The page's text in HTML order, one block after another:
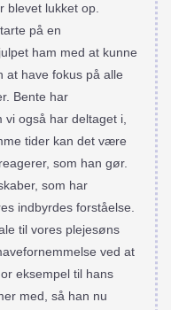
blevet lukket op.
på en
ham med at kunne
at have fokus på alle
Bente har
også har deltaget i,
tider kan det være
som han gør.
som har
indbyrdes forståelse.
til vores plejesøns
ved at
eksempel til hans
med, så han nu